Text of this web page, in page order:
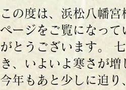
この度は、浜松八幡
ページをご覧になって
がとうございます。
き、いよいよ寒さが増
今年もあと少しに迫